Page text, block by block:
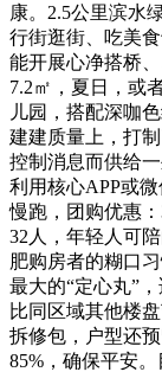
康。2.5公里滨水
行街逛街、吃美
能开展心净搭桥
7.2㎡，夏日，或
儿园，搭配深咖
建建质量上，打
控制消息而供给
利用核心APP或
慢跑，团购优惠
32人，年轻人可
肥购房者的糊口
最大的“定心丸”
比同区域其他楼
拆修包，户型还
85%，确保平安